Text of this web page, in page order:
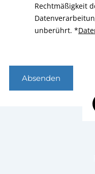
Rechtmäßigkeit
unberührt. *
Absenden